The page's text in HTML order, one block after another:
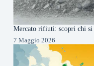
Mercato rifiuti: scopri chi si
7 Maggio 2026